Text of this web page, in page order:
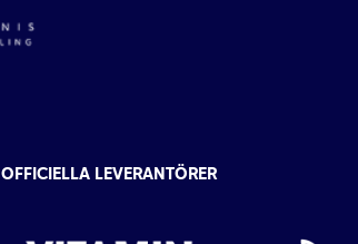
OFFICIELLA LEVERANTÖRER